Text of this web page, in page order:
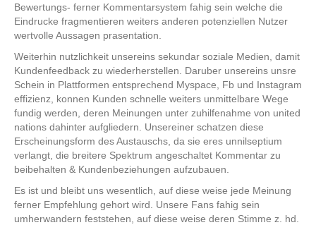
Bewertungs- ferner Kommentarsystem fahig sein welche die
Eindrucke fragmentieren weiters anderen potenziellen Nutzer
wertvolle Aussagen prasentation.
Weiterhin nutzlichkeit unsereins sekundar soziale Medien, damit
Kundenfeedback zu wiederherstellen. Daruber unsereins unsre
Schein in Plattformen entsprechend Myspace, Fb und Instagram
effizienz, konnen Kunden schnelle weiters unmittelbare Wege
fundig werden, deren Meinungen unter zuhilfenahme von united
nations dahinter aufgliedern. Unsereiner schatzen diese
Erscheinungsform des Austauschs, da sie eres unnilseptium
verlangt, die breitere Spektrum angeschaltet Kommentar zu
beibehalten & Kundenbeziehungen aufzubauen.
Es ist und bleibt uns wesentlich, auf diese weise jede Meinung
ferner Empfehlung gehort wird. Unsere Fans fahig sein
umherwandern feststehen, auf diese weise deren Stimme z. hd.